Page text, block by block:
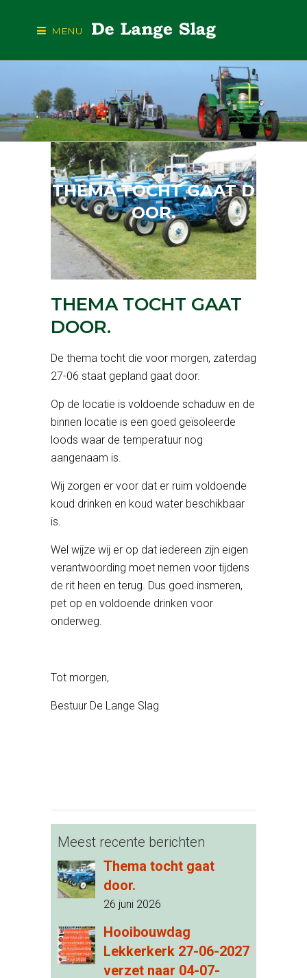
MENU
THEMA TOCHT GAAT D
OOR.
THEMA TOCHT GAAT
DOOR.
De thema tocht die voor morgen, zaterdag
27-06 staat gepland gaat door.
Op de locatie is voldoende schaduw en de
binnen locatie is een goed geïsoleerde
loods waar de temperatuur nog
aangenaam is.
Wij zorgen er voor dat er ruim voldoende
koud drinken en koud water beschikbaar
is.
Wel wijze wij er op dat iedereen zijn eigen
verantwoording moet nemen voor tijdens
de rit heen en terug. Dus goed insmeren,
pet op en voldoende drinken voor
onderweg.
Tot morgen,
Bestuur De Lange Slag
Meest recente berichten
Thema tocht gaat
door.
26 juni 2026
Hooibouwdag
Lekkerkerk 27-06-2027
verzet naar 04-07-